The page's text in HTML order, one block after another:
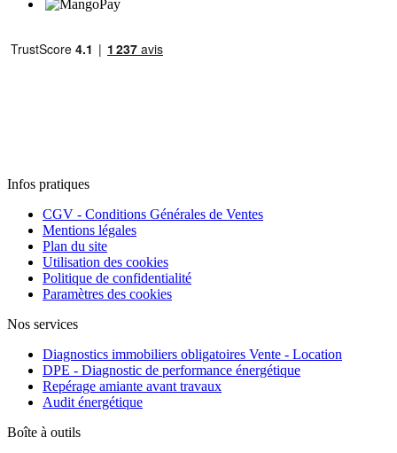
Infos pratiques
CGV - Conditions Générales de Ventes
Mentions légales
Plan du site
Utilisation des cookies
Politique de confidentialité
Paramètres des cookies
Nos services
Diagnostics immobiliers obligatoires Vente - Location
DPE - Diagnostic de performance énergétique
Repérage amiante avant travaux
Audit énergétique
Boîte à outils